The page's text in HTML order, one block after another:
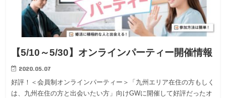
【5/10～5/30】オンラインパーティー開催情報
2020.05.07
好評！＜会員制オンラインパーティー＞「九州エリア在住の方もしく
は、九州在住の方と出会いたい方」向けGWに開催して好評だったオ